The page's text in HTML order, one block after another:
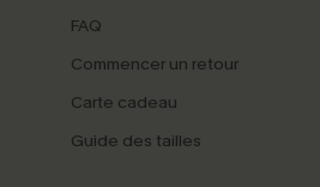
FAQ
Commencer un retour
Carte cadeau
Guide des tailles